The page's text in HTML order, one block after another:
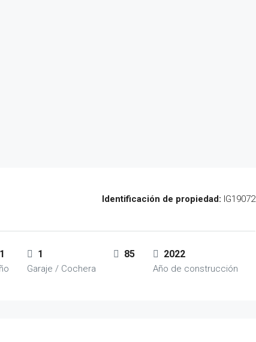
Identificación de propiedad: IG19072
1 1
Garaje / Cochera
85 2022
Año de construcción